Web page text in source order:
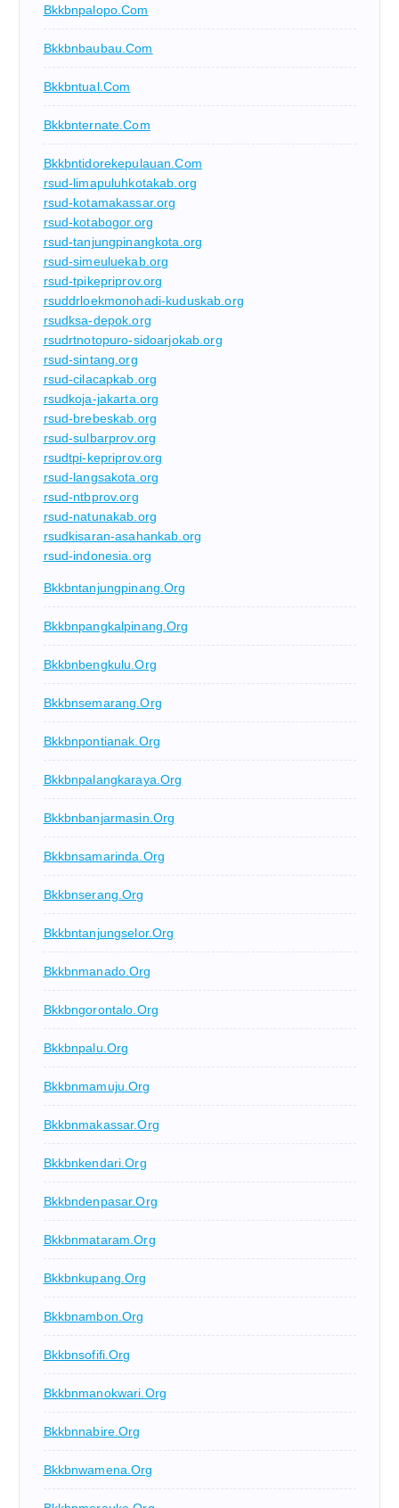
Bkkbnpalopo.com
Bkkbnbaubau.com
Bkkbntual.com
Bkkbnternate.com
Bkkbntidorekepulauan.com
rsud-limapuluhkotakab.org
rsud-kotamakassar.org
rsud-kotabogor.org
rsud-tanjungpinangkota.org
rsud-simeuluekab.org
rsud-tpikepriprov.org
rsuddrloekmonohadi-kuduskab.org
rsudksa-depok.org
rsudrtnotopuro-sidoarjokab.org
rsud-sintang.org
rsud-cilacapkab.org
rsudkoja-jakarta.org
rsud-brebeskab.org
rsud-sulbarprov.org
rsudtpi-kepriprov.org
rsud-langsakota.org
rsud-ntbprov.org
rsud-natunakab.org
rsudkisaran-asahankab.org
rsud-indonesia.org
Bkkbntanjungpinang.org
Bkkbnpangkalpinang.org
Bkkbnbengkulu.org
Bkkbnsemarang.org
Bkkbnpontianak.org
Bkkbnpalangkaraya.org
Bkkbnbanjarmasin.org
Bkkbnsamarinda.org
Bkkbnserang.org
Bkkbntanjungselor.org
Bkkbnmanado.org
Bkkbngorontalo.org
Bkkbnpalu.org
Bkkbnmamuju.org
Bkkbnmakassar.org
Bkkbnkendari.org
Bkkbndenpasar.org
Bkkbnmataram.org
Bkkbnkupang.org
Bkkbnambon.org
Bkkbnsofifi.org
Bkkbnmanokwari.org
Bkkbnnabire.org
Bkkbnwamena.org